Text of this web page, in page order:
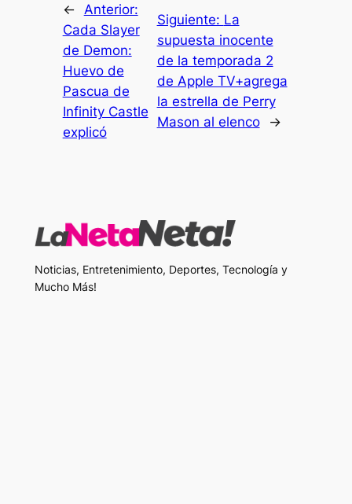
←
Anterior:
Cada Slayer
de Demon:
Huevo de
Pascua de
Infinity Castle
explicó
Siguiente: La
supuesta inocente
de la temporada 2
de Apple TV+agrega
la estrella de Perry
Mason al elenco
→
Noticias, Entretenimiento, Deportes, Tecnología y
Mucho Más!